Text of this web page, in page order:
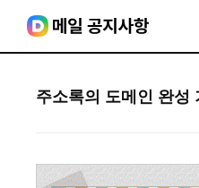
주소록의 도메인 완성